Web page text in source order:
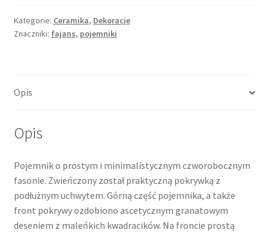
Kategorie: Ceramika, Dekoracje
Znaczniki: fajans, pojemniki
Opis
Opis
Pojemnik o prostym i minimalistycznym czworobocznym
fasonie. Zwieńczony został praktyczną pokrywką z
podłużnym uchwytem. Górną część pojemnika, a także
front pokrywy ozdobiono ascetycznym granatowym
deseniem z maleńkich kwadracików. Na froncie prostą